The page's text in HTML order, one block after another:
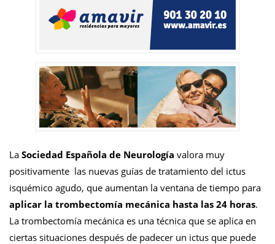
La Sociedad Española de Neurología valora muy
positivamente las nuevas guías de tratamiento del ictus
isquémico agudo, que aumentan la ventana de tiempo para
aplicar la trombectomía mecánica hasta las 24 horas.
La trombectomía mecánica es una técnica que se aplica en
ciertas situaciones después de padecer un ictus que puede